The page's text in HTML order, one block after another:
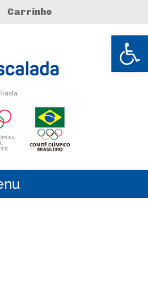
Abrir
Carrinho